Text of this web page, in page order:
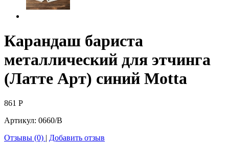
Карандаш бариста
металлический для этчинга
(Латте Арт) синий Motta
861 Р
Артикул: 0660/B
Отзывы (0) | Добавить отзыв